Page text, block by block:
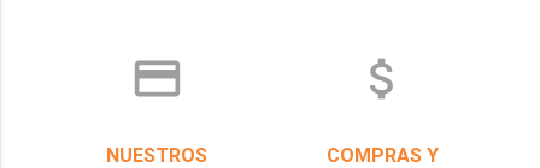
credit_card
NUESTROS
attach_money
COMPRAS Y